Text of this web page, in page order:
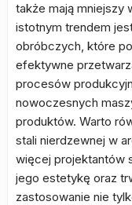
także mają mniejszy
istotnym trendem
obróbczych, które
efektywne
procesów
nowoczesnych
produktów. Warto
stali nierdzewnej w
więcej projektantów
jego estetykę oraz
zastosowanie nie